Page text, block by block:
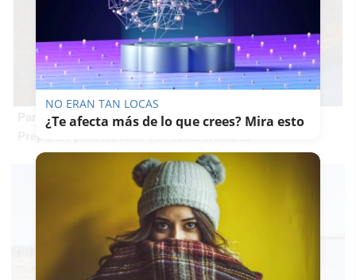
Parece ciencia ficción
Prepárate para alucinar con estas criaturas
NO ERAN TAN LOCAS
¿Te afecta más de lo que crees? Mira esto